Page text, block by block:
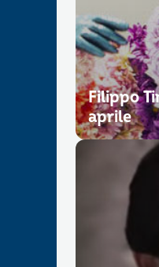
Filippo
aprile